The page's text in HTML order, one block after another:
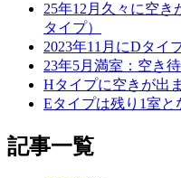
25年12月久々に空
タイプ）
2023年11月にDタ
23年5月満室：空き
Hタイプに空きが出
Eタイプは残り1室と
記事一覧